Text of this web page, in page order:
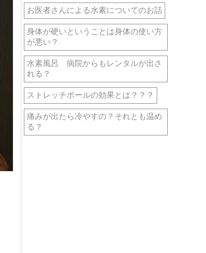
お医者さんによる水素についてのお話
身体が硬いということは身体の使い方
が悪い？
水素風呂 病院からもレンタルが出さ
れる？
ストレッチポールの効果とは？？？
痛みが出たら冷やすの？それとも温め
る？